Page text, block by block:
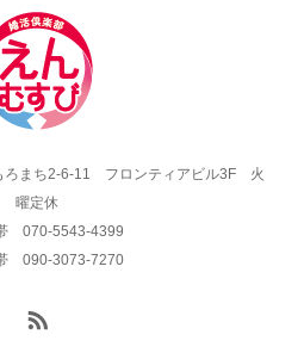
ろまち2-6-11 フロンティアビル3F 火
曜定休
070-5543-4399
090-3073-7270